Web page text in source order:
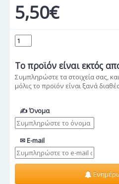
5,50€
Το προϊόν είναι εκτός
Συμπληρώστε τα στοιχεία σας,
μόλις το προϊόν είναι ξανά
✍ Όνομα
✉ E-mail